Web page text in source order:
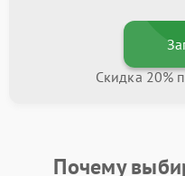
Скидка 20%
Почему